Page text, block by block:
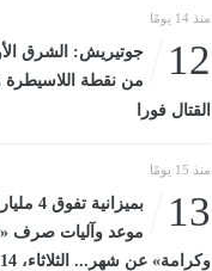
منذ 14 يومًا
12
جوتيريش: الشرق
من نقطة
القتال فورا
منذ 15 يومًا
13
بميزانية
موعد وآليات صرف